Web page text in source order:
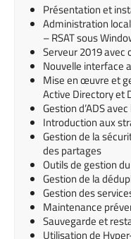
Présentation et
Administration
– RSAT sous
Serveur 2019 avec
Nouvelle interface
Mise en œuvre et
Active Directory et
Gestion d’ADS
Introduction aux
Gestion de la
des partages
Outils de gestion
Gestion de la
Gestion des
Maintenance
Sauvegarde et
Utilisation de